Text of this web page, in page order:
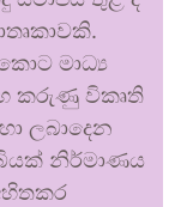
මාධ්‍ය
කරුණු විකෘති
ලබාදෙන
නිර්මාණය